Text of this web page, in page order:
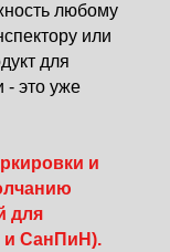
любому
или
для
- это уже
и
для
и СанПиН).